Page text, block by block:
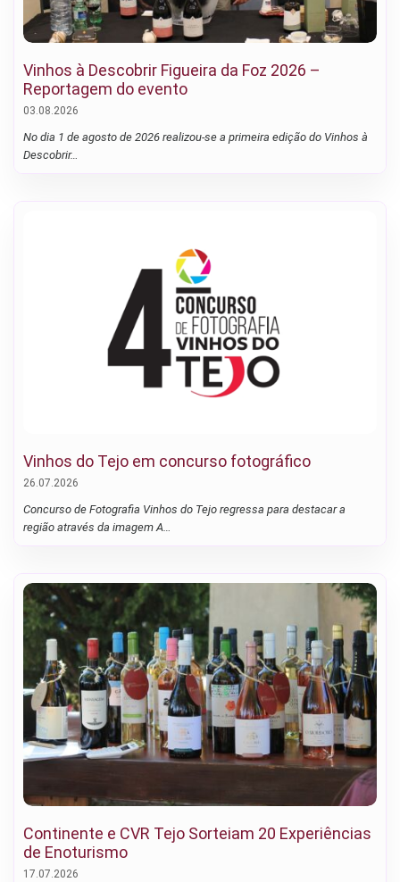
Vinhos à Descobrir Figueira da Foz 2026 –
Reportagem do evento
03.08.2026
No dia 1 de agosto de 2026 realizou-se a primeira edição do Vinhos à
Descobrir…
Vinhos do Tejo em concurso fotográfico
26.07.2026
Concurso de Fotografia Vinhos do Tejo regressa para destacar a
região através da imagem A…
Continente e CVR Tejo Sorteiam 20 Experiências
de Enoturismo
17.07.2026